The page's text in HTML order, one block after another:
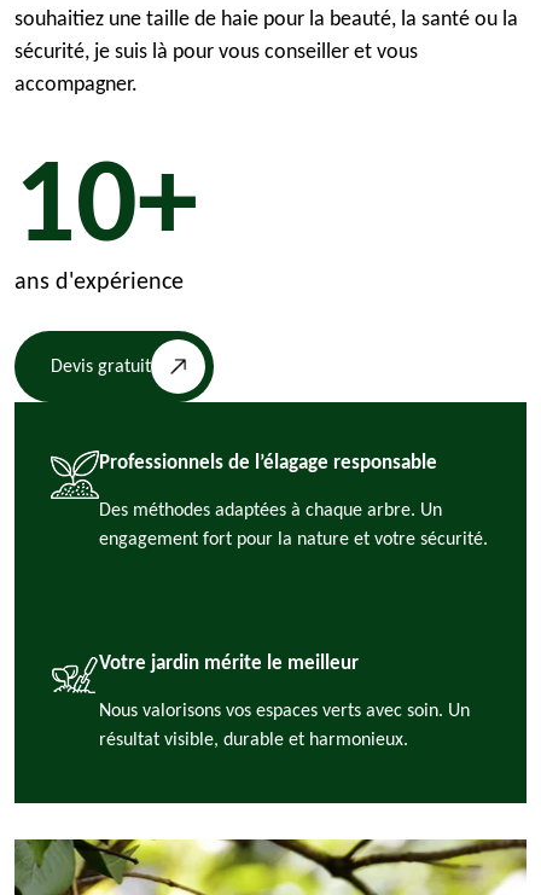
souhaitiez une taille de haie pour la beauté, la santé ou la
sécurité, je suis là pour vous conseiller et vous
accompagner.
10+
ans d'expérience
Devis gratuit
Professionnels de l’élagage responsable
Des méthodes adaptées à chaque arbre. Un
engagement fort pour la nature et votre sécurité.
Votre jardin mérite le meilleur
Nous valorisons vos espaces verts avec soin. Un
résultat visible, durable et harmonieux.